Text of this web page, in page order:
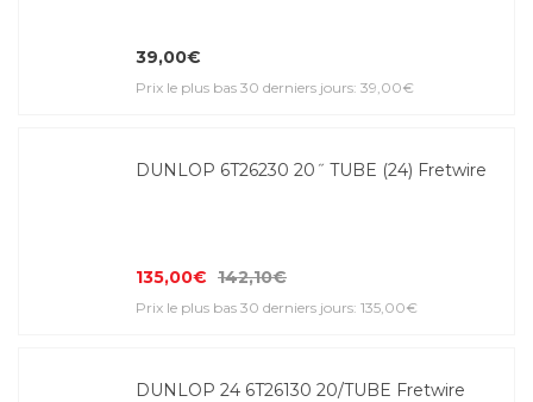
39,00€
Prix le plus bas 30 derniers jours: 39,00€
DUNLOP 6T26230 20˝ TUBE (24) Fretwire
135,00€ 142,10€
Prix le plus bas 30 derniers jours: 135,00€
DUNLOP 24 6T26130 20/TUBE Fretwire